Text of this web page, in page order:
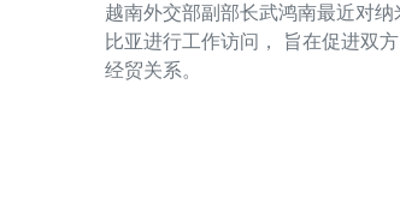
越南外交部副部长武鸿南最近对纳
比亚进行工作访问， 旨在促进双
经贸关系。